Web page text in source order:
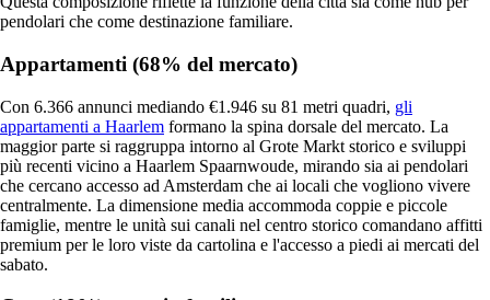
pendolari che come destinazione familiare.
Appartamenti (68% del mercato)
Con 6.366 annunci mediando €1.946 su 81 metri quadri, gli
appartamenti a Haarlem formano la spina dorsale del mercato. La
maggior parte si raggruppa intorno al Grote Markt storico e sviluppi
più recenti vicino a Haarlem Spaarnwoude, mirando sia ai pendolari
che cercano accesso ad Amsterdam che ai locali che vogliono vivere
centralmente. La dimensione media accommoda coppie e piccole
famiglie, mentre le unità sui canali nel centro storico comandano affitti
premium per le loro viste da cartolina e l'accesso a piedi ai mercati del
sabato.